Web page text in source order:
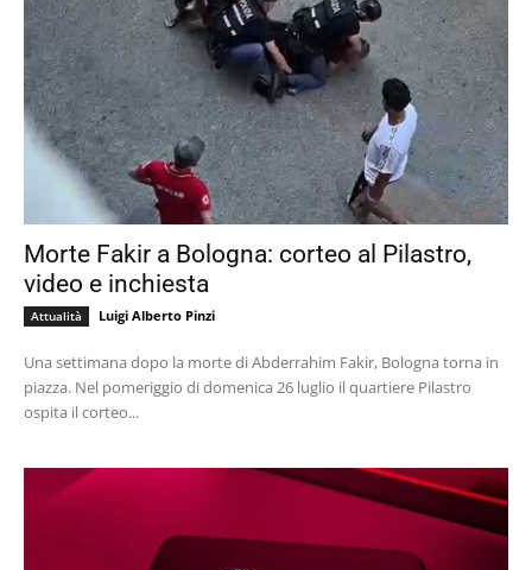
Morte Fakir a Bologna: corteo al Pilastro,
video e inchiesta
Attualità Luigi Alberto Pinzi
Una settimana dopo la morte di Abderrahim Fakir, Bologna torna in
piazza. Nel pomeriggio di domenica 26 luglio il quartiere Pilastro
ospita il corteo...